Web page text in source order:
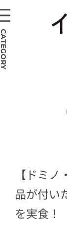
【ドミ
品が付い
を実食！